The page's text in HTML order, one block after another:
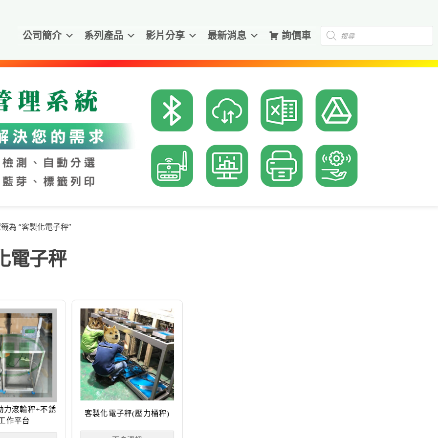
公司簡介 系列產品 影片分享 最新消息 詢價車
Products
search
為 “客製化電子秤”
電子秤
力滾輪秤+不銹
作平台
客製化電子秤(壓力桶秤)